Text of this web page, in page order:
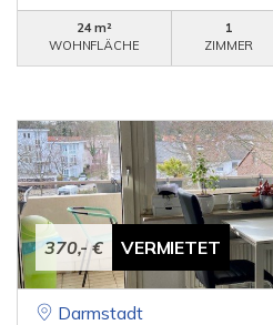
24 m²
WOHNFLÄCHE
1
ZIMMER
370,- € VERMIETET
Darmstadt